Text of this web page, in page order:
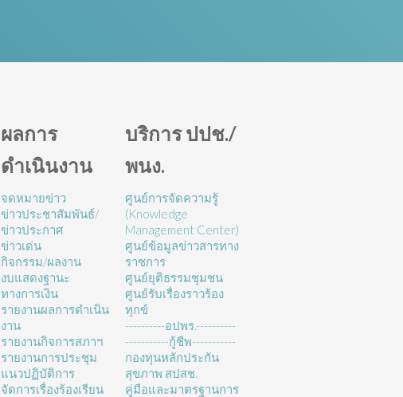
ผลการ
ดำเนินงาน
จดหมายข่าว
ข่าวประชาสัมพันธ์/
ข่าวประกาศ
ข่าวเด่น
กิจกรรม/ผลงาน
งบแสดงฐานะ
ทางการเงิน
รายงานผลการดำเนิน
งาน
รายงานกิจการสภาฯ
รายงานการประชุม
แนวปฏิบัติการ
จัดการเรื่องร้องเรียน
บริการ ปปช./
พนง.
ศูนย์การจัดความรู้
(Knowledge
Management Center)
ศูนย์ข้อมูลข่าวสารทาง
ราชการ
ศูนย์ยุติธรรมชุมชน
ศูนย์รับเรื่องราวร้อง
ทุกข์
----------อปพร.----------
-----------กู้ชีพ-----------
กองทุนหลักประกัน
สุขภาพ สปสช.
คู่มือและมาตรฐานการ